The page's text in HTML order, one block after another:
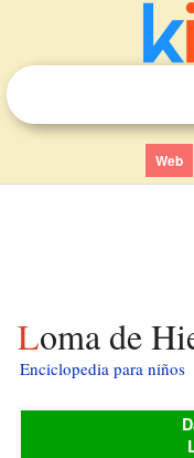
Web
Loma de
Enciclopedia para niños